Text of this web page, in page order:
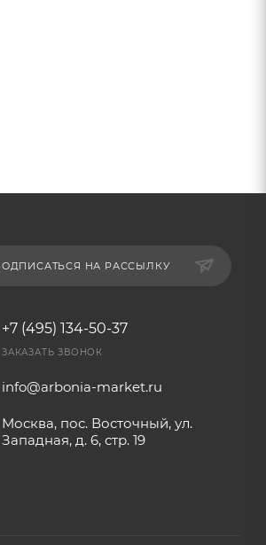
НА РАССЫЛКУ
+7 (495) 134-50-37
ЗАКАЗАТЬ ЗВОНОК
info@arbonia-market.ru
Москва, пос. Восточный, ул.
Западная, д. 6, стр. 19